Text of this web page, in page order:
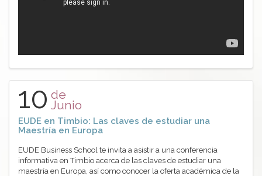
10 de
Junio
EUDE en Timbio: Las claves de estudiar una
Maestría en Europa
EUDE Business School te invita a asistir a una conferencia
informativa en Timbio acerca de las claves de estudiar una
maestría en Europa, así como conocer la oferta académica de la